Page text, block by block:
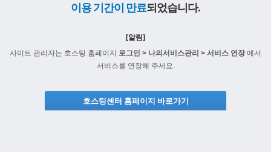
이용 기간이 만료되었습니다.
[알림]
사이트 관리자는 호스팅 홈페이지 로그인 > 나의서비스관리 > 서비스 연장에서
서비스를 연장해 주세요.
호스팅센터 홈페이지 바로가기